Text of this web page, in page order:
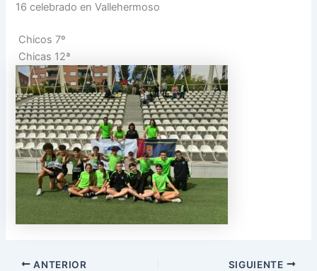
16 celebrado en Vallehermoso
Chicos 7º
Chicas 12ª
ANTERIOR SIGUIENTE